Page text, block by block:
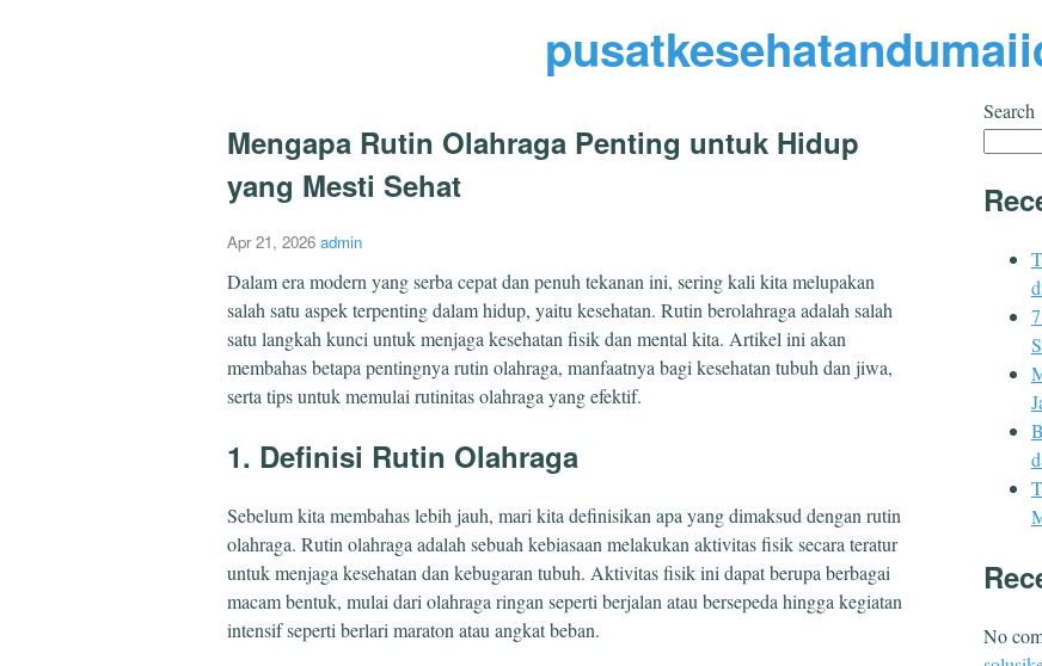
Mengapa Rutin Olahraga Penting untuk Hidup
yang Mesti Sehat
Apr 21, 2026 admin
Dalam era modern yang serba cepat dan penuh tekanan ini, sering kali kita melupakan
salah satu aspek terpenting dalam hidup, yaitu kesehatan. Rutin berolahraga adalah salah
satu langkah kunci untuk menjaga kesehatan fisik dan mental kita. Artikel ini akan
membahas betapa pentingnya rutin olahraga, manfaatnya bagi kesehatan tubuh dan jiwa,
serta tips untuk memulai rutinitas olahraga yang efektif.
1. Definisi Rutin Olahraga
Sebelum kita membahas lebih jauh, mari kita definisikan apa yang dimaksud dengan rutin
olahraga. Rutin olahraga adalah sebuah kebiasaan melakukan aktivitas fisik secara teratur
untuk menjaga kesehatan dan kebugaran tubuh. Aktivitas fisik ini dapat berupa berbagai
macam bentuk, mulai dari olahraga ringan seperti berjalan atau bersepeda hingga kegiatan
intensif seperti berlari maraton atau angkat beban.
Search
No